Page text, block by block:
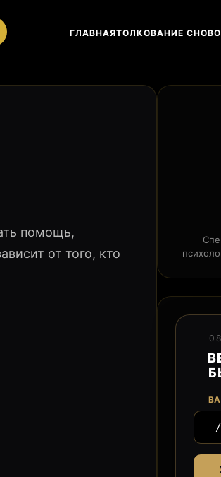
ГЛАВНАЯТОЛКОВАНИЕ СНОВ
помощь,
от того, кто